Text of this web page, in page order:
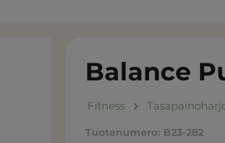
Balance
Fitness
Tuotenumero: B23-282